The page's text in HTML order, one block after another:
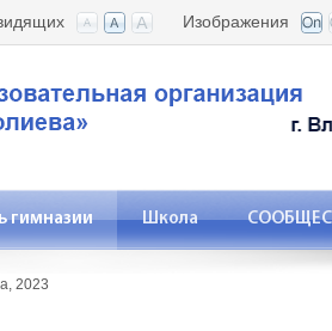
Изображения
гимназии Школа
2023